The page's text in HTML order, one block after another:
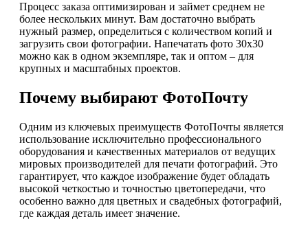
Процесс заказа оптимизирован и займет среднем не
более нескольких минут. Вам достаточно выбрать
нужный размер, определиться с количеством копий и
загрузить свои фотографии. Напечатать фото 30х30
можно как в одном экземпляре, так и оптом – для
крупных и масштабных проектов.
Почему выбирают ФотоПочту
Одним из ключевых преимуществ ФотоПочты является
использование исключительно профессионального
оборудования и качественных материалов от ведущих
мировых производителей для печати фотографий. Это
гарантирует, что каждое изображение будет обладать
высокой четкостью и точностью цветопередачи, что
особенно важно для цветных и свадебных фотографий,
где каждая деталь имеет значение.